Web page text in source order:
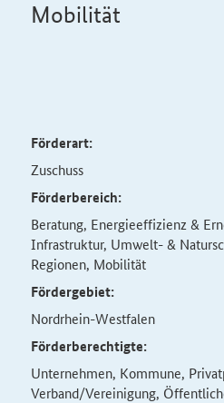
Mobilität
Förderart:
Zuschuss
Förderbereich:
Beratung, Energieeffizienz &
Infrastruktur, Umwelt- &
Regionen, Mobilität
Fördergebiet:
Nordrhein-Westfalen
Förderberechtigte:
Unternehmen, Kommune,
Verband/Vereinigung,